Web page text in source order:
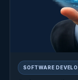
SOFTWARE